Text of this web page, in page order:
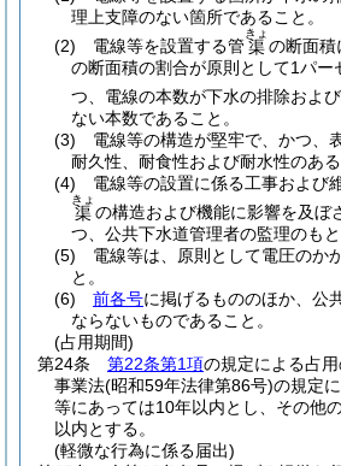
理上支障のない箇所であること。
(2)
電線等を設置する管 渠
きょ
の断面積
の断面積の割合が原則として1パー
つ、電線の本数が下水の排除およ
ない本数であること。
(3)
電線等の構造が堅牢で、かつ、
耐久性、耐食性および耐水性のある
(4)
電線等の設置に係る工事および
渠
きょ
の構造および機能に影響を及ぼ
つ、公共下水道管理者の監理のもと
(5)
電線等は、原則として電圧のか
と。
(6)
前各号に掲げるもののほか、公
ならないものであること。
(占用期間)
第24条
第22条第1項の規定による占
事業法(昭和59年法律第86号)の規定
等にあっては10年以内とし、その他
以内とする。
(軽微な行為に係る届出)